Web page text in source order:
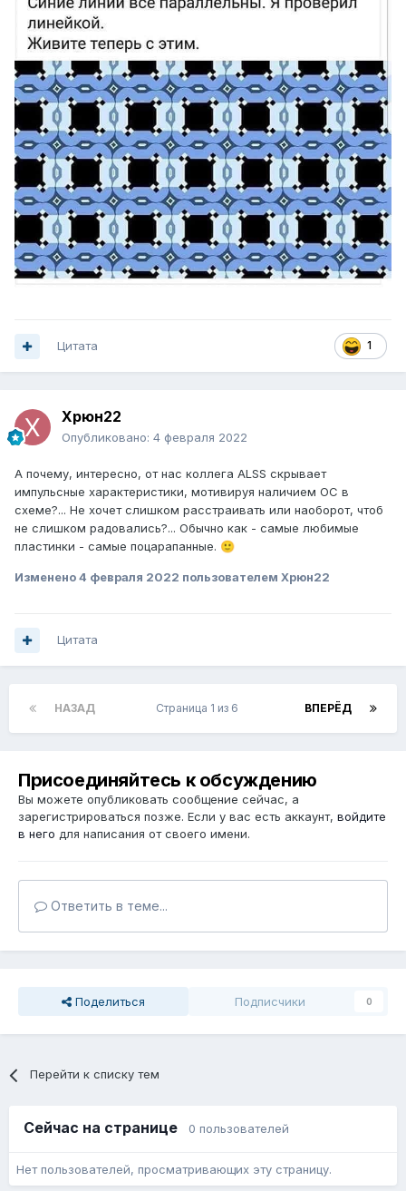
1
Цитата
Xpюн22
Опубликовано: 4 февраля 2022
А почему, интересно, от нас коллега ALSS скрывает
импульсные характеристики, мотивируя наличием ОС в
схеме?... Не хочет слишком расстраивать или наоборот, чтоб
не слишком радовались?... Обычно как - самые любимые
пластинки - самые поцарапанные. 🙂
Изменено4 февраля 2022 пользователем Xpюн22
Цитата
НАЗАД ВПЕРЁД
Страница 1 из 6
Присоединяйтесь к обсуждению
Вы можете опубликовать сообщение сейчас, а
зарегистрироваться позже. Если у вас есть аккаунт, войдите
в него для написания от своего имени.
Ответить в теме...
Поделиться Подписчики 0
Перейти к списку тем
Сейчас на странице 0 пользователей
Нет пользователей, просматривающих эту страницу.